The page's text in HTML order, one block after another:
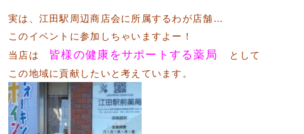
実は、 江田駅周辺商店会に所属するわが店舗…
このイベントに参加しちゃいますよー！
当店は
皆様の健康をサポートする薬局
として
この地域に貢献したいと考えています。